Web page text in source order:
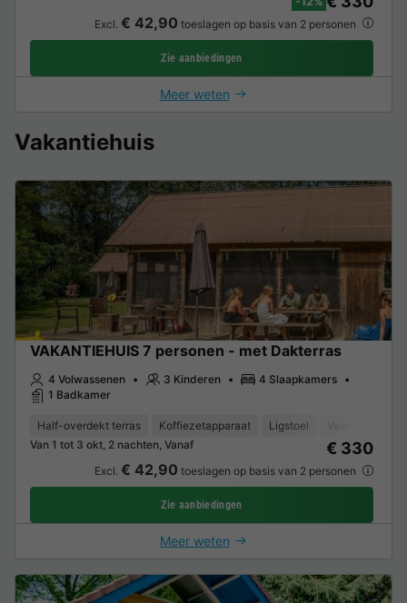
Excl. € 42,90 toeslagen op basis van 2 personen
Zie aanbiedingen
Meer weten
Vakantiehuis
VAKANTIEHUIS 7 personen - met Dakterras
4 Volwassenen 3 Kinderen
4 Slaapkamers
1 Badkamer
Half-overdekt terras Koffiezetapparaat Ligstoel
Van 1 tot 3 okt, 2 nachten, Vanaf
€ 330
Excl. € 42,90 toeslagen op basis van 2 personen
Zie aanbiedingen
Meer weten